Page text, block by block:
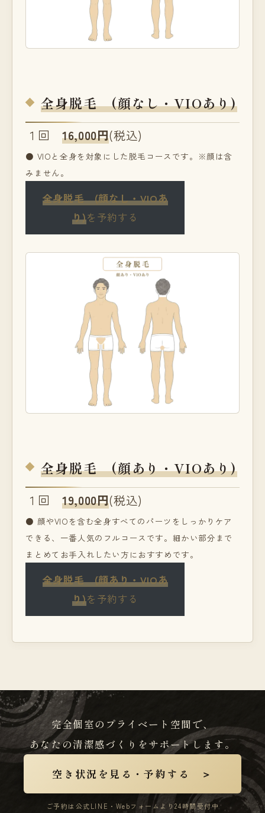
全身脱毛 (顔なし・VIOあり)
１回16,000円(税込)
● VIOと全身を対象にした脱毛コースです。※顔は含
みません。
全身脱毛 (顔なし・VIOあ
り)を予約する
全身脱毛 (顔あり・VIOあり)
１回19,000円(税込)
● 顔やVIOを含む全身すべてのパーツをしっかりケア
できる、一番人気のフルコースです。細かい部分まで
まとめてお手入れしたい方におすすめです。
全身脱毛 (顔あり・VIOあ
り)を予約する
完全個室のプライベート空間で、
あなたの清潔感づくりをサポートします。
空き状況を見る・予約する ＞
ご予約は公式LINE・Webフォームより24時間受付中